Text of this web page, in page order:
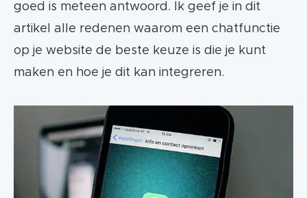
goed is meteen antwoord. Ik geef je in dit
artikel alle redenen waarom een chatfunctie
op je website de beste keuze is die je kunt
maken en hoe je dit kan integreren.